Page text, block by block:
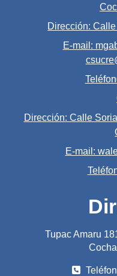
Dirección:
E-mail:
Dirección: Calle
E-mail:
Tupac Amaru